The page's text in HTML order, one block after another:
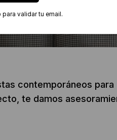
contemporáneos
te damos
para validar tu email.